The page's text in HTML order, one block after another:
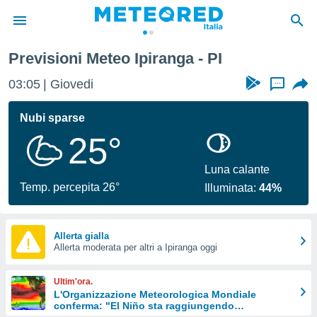
di
per
le
di
Web
le
Previsioni Meteo Ipiranga - PI
03:05 Giovedi ...
Nubi sparse
25°
Temp. percepita 26°
Luna calante
Illuminata:44%
Allerta gialla
Allerta moderata per altri a Ipiranga oggi
Ultim'ora.
L'Organizzazione Meteorologica Mondiale
conferma: "El Niño sta raggiungendo